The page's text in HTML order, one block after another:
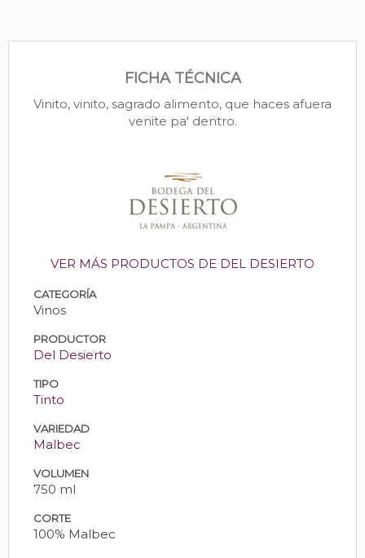
FICHA TÉCNICA
Vinito, vinito, sagrado alimento, que haces afuera
venite pa' dentro.
VER MÁS PRODUCTOS DE DEL DESIERTO
CATEGORÍA
Vinos
PRODUCTOR
Del Desierto
TIPO
Tinto
VARIEDAD
Malbec
VOLUMEN
750 ml
CORTE
100% Malbec